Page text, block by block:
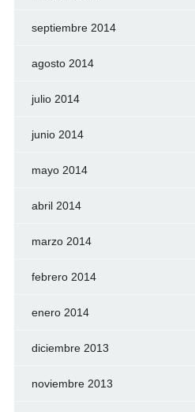
septiembre 2014
agosto 2014
julio 2014
junio 2014
mayo 2014
abril 2014
marzo 2014
febrero 2014
enero 2014
diciembre 2013
noviembre 2013